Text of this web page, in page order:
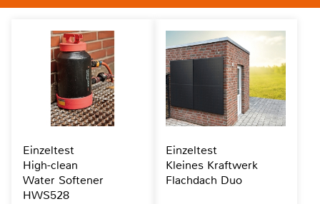
Einzeltest
High-clean
Water Softener
HWS528
Einzeltest
Kleines Kraftwerk
Flachdach Duo